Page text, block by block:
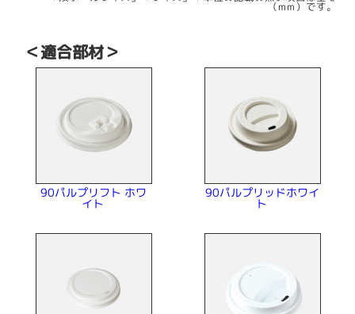
（mm）です。
＜適合部材＞
90パルプリフト ホワ
イト
90パルプリッドホワイ
ト